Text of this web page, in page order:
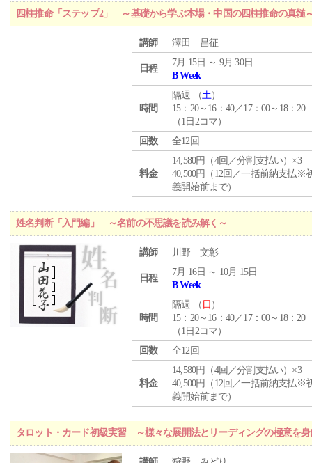
四柱推命「ステップ2」 ～基礎から学ぶ本場・中国の四柱推命の真髄
講師 澤田 昌征
日程
7月 15日 ～ 9月 30日
B Week
時間
隔週 （土）
15：20～16：40／17：00～18：20
（1日2コマ）
回数
全12回
料金
14,580円（4回／分割支払い）×3
40,500円（12回／一括前納支払※
義開始前まで）
姓名判断「入門編」 ～名前の不思議を読み解く～
講師 川野 文彰
日程
7月 16日 ～ 10月 15日
B Week
時間
隔週 （ 日 ）
15：20～16：40／17：00～18：20
（1日2コマ）
回数
全12回
料金
14,580円（4回／分割支払い）×3
40,500円（12回／一括前納支払※
義開始前まで）
タロット・カード初級実習 ～様々な展開法とリーディングの極意を身